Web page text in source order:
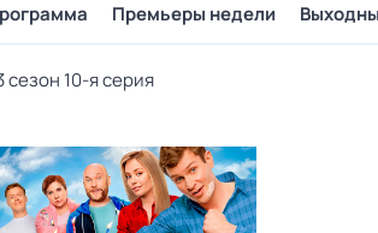
Премьеры недели
10-я серия